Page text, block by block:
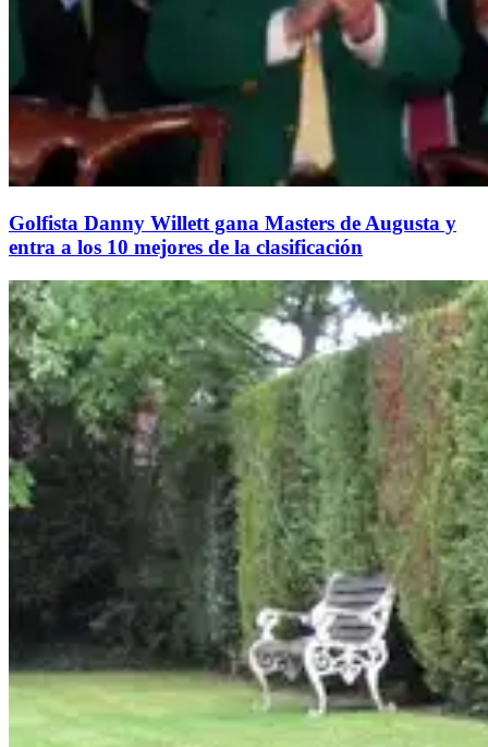
Golfista Danny Willett gana Masters de Augusta y
entra a los 10 mejores de la clasificación